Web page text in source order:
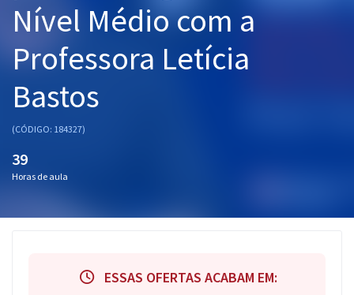
Questões grátis
Conteúdo gratuito
Blog
Aprovados
Nível Médio com a
Professora Letícia
Bastos
(CÓDIGO: 184327)
39
Horas de aula
ESSAS OFERTAS ACABAM EM: